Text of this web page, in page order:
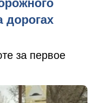
дорогах
за первое